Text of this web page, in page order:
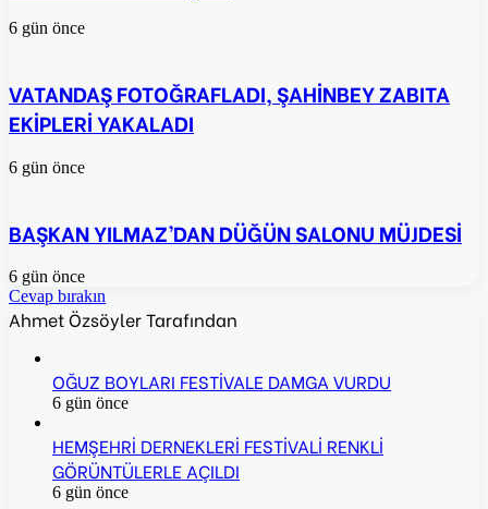
6 gün önce
VATANDAŞ FOTOĞRAFLADI, ŞAHİNBEY ZABITA
EKİPLERİ YAKALADI
6 gün önce
BAŞKAN YILMAZ’DAN DÜĞÜN SALONU MÜJDESİ
6 gün önce
Cevap bırakın
Ahmet Özsöyler Tarafından
OĞUZ BOYLARI FESTİVALE DAMGA VURDU
6 gün önce
HEMŞEHRİ DERNEKLERİ FESTİVALİ RENKLİ
GÖRÜNTÜLERLE AÇILDI
6 gün önce